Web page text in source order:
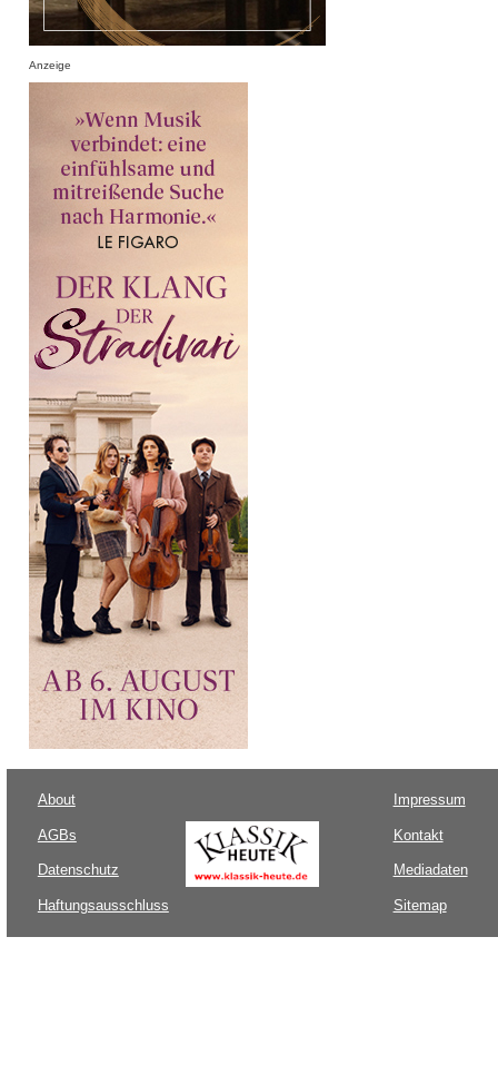
Anzeige
About
AGBs
Datenschutz
Haftungsausschluss
Impressum
Kontakt
Mediadaten
Sitemap